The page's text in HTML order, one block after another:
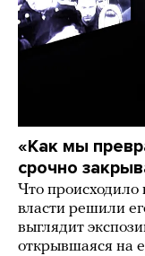
«Как мы
срочно
Что
власти решили
выглядит
открывшаяся на